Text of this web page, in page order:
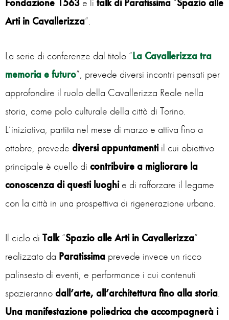
Fondazione 1563 e li talk di Paratissima “Spazio alle
Arti in Cavallerizza”.
La serie di conferenze dal titolo “La Cavallerizza tra
memoria e futuro”, prevede diversi incontri pensati per
approfondire il ruolo della Cavallerizza Reale nella
storia, come polo culturale della città di Torino.
L’iniziativa, partita nel mese di marzo e attiva fino a
ottobre, prevede diversiappuntamentiil cui obiettivo
principale è quello di contribuire a migliorare la
conoscenza di questi luoghie di rafforzare il legame
con la città in una prospettiva di rigenerazione urbana.
Il ciclo di Talk“Spazio alle Arti in Cavallerizza”
realizzato da Paratissima prevede invece un ricco
palinsesto di eventi, e performance i cui contenuti
spazierannodall’arte, all’architettura fino alla storia.
Una manifestazione poliedrica cheaccompagnerà i